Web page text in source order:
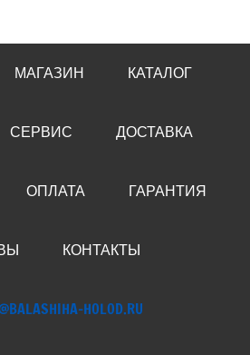
МАГАЗИН КАТАЛОГ
СЕРВИС ДОСТАВКА
ОПЛАТА ГАРАНТИЯ
КОНТАКТЫ
HOLOD.RU